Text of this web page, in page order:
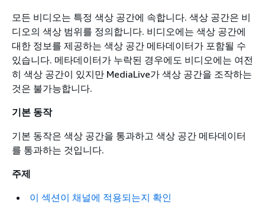
모든 비디오는 특정 색상 공간에 속합니다. 색상 공간은 비
디오의 색상 범위를 정의합니다. 비디오에는 색상 공간에
대한 정보를 제공하는 색상 공간 메타데이터가 포함될 수
있습니다. 메타데이터가 누락된 경우에도 비디오에는 여전
히 색상 공간이 있지만 MediaLive가 색상 공간을 조작하는
것은 불가능합니다.
기본 동작
기본 동작은 색상 공간을 통과하고 색상 공간 메타데이터
를 통과하는 것입니다.
주제
이 섹션이 채널에 적용되는지 확인